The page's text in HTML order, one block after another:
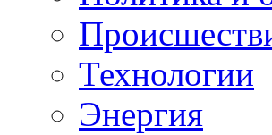
Технологии
Энергия